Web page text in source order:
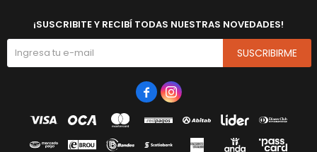
¡SUSCRIBITE Y RECIBÍ TODAS NUESTRAS NOVEDADES!
SUSCRIBIRME
 